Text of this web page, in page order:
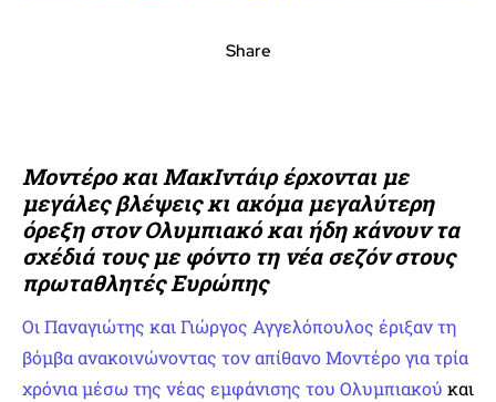
Share
Μοντέρο και ΜακΙντάιρ έρχονται με
μεγάλες βλέψεις κι ακόμα μεγαλύτερη
όρεξη στον Ολυμπιακό και ήδη κάνουν τα
σχέδιά τους με φόντο τη νέα σεζόν στους
πρωταθλητές Ευρώπης
Οι Παναγιώτης και Γιώργος Αγγελόπουλος έριξαν τη
βόμβα ανακοινώνοντας τον απίθανο Μοντέρο για τρία
χρόνια μέσω της νέας εμφάνισης του Ολυμπιακού και